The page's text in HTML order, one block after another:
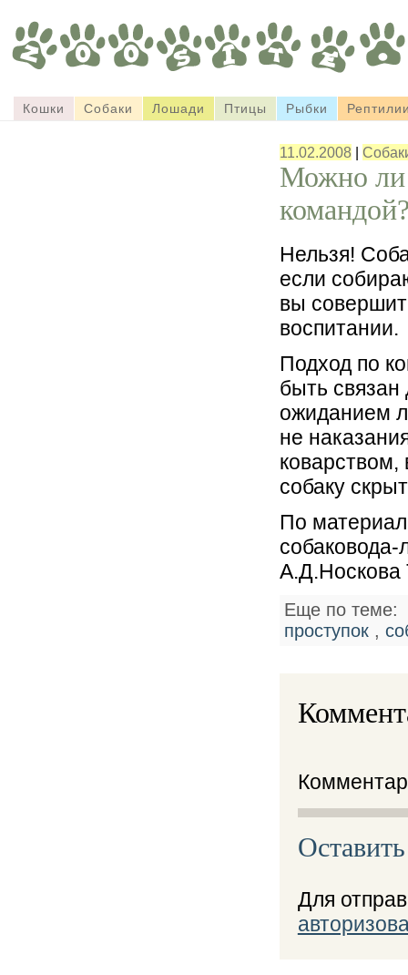
Кошки Собаки Лошади Птицы Рыбки
11.02.2008 |
Можно ли
Нельзя!
если
вы
воспитании.
Подход по
быть
ожиданием
не
собаку
По
А.Д.Носкова
Еще по теме:
проступок,
Для